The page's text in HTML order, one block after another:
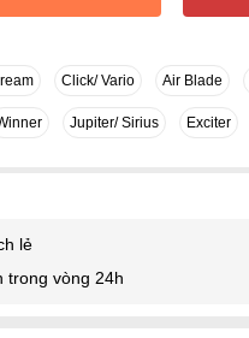
Click/ Vario Air Blade
Jupiter/ Sirius Exciter
lẻ
trong vòng 24h